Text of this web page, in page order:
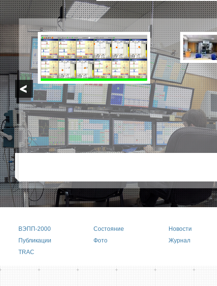
ВЭПП-2000 Состояние
Новости
Публикации
Фото
Журнал
TRAC